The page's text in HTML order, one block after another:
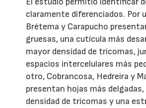
claramente diferenciados. Por
Brétema y Carapucho
gruesas, una cutícula más
mayor densidad de tricomas,
espacios intercelulares más
otro, Cobrancosa, Hedreira y
presentan hojas más
densidad de tricomas y una